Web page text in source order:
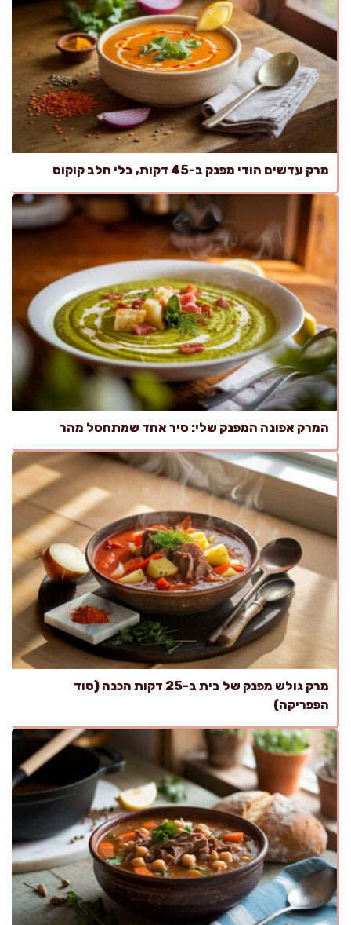
מרק עדשים הודי מפנק ב-45 דקות, בלי חלב קוקוס
המרק אפונה המפנק שלי: סיר אחד שמתחסל מהר
מרק גולש מפנק של בית ב-25 דקות הכנה (סוד
הפפריקה)